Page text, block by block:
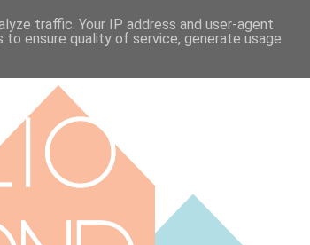
traffic. Your IP address and user-agent
ensure quality of service, generate usage